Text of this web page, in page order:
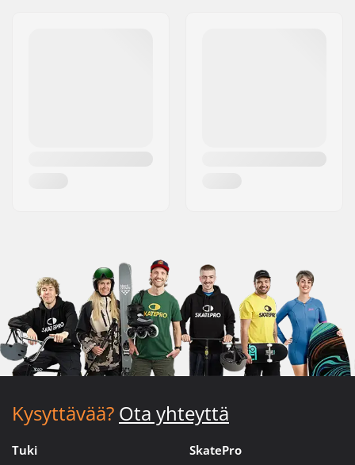
Kysyttävää? Ota yhteyttä
Tuki SkatePro